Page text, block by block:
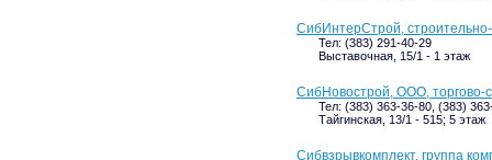
СибИнтерСтрой,
Тел: (383) 291-40-29
Выставочная, 15/1 - 1 этаж
СибНовострой, ООО, торгово-
Тел: (383) 363-36-80, (383)
Тайгинская, 13/1 - 515; 5 этаж
Сибвзрывкомплект, группа